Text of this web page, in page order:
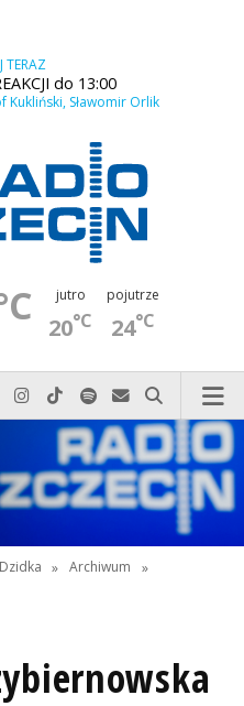
TERAZ
do 13:00
Kukliński, Sławomir Orlik
jutro
20°C
pojutrze
24°C
po prostu do nas zadzwoń
nas na Facebook-u
Odwiedź nas na X
Odwiedź nas na Instagram-ie
Odwiedź nas na TikTok-u
Szukaj nas na Spotify
Wyślij do nas
Szukaj
» Archiwum
»